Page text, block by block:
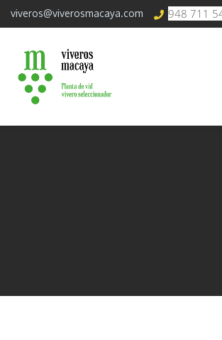
viveros@viverosmacaya.com 948 711